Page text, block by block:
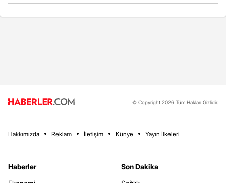
© Copyright 2026 Tüm Hakları Gizlidir.
Hakkımızda Reklam İletişim Künye Yayın İlkeleri
Haberler
Son Dakika